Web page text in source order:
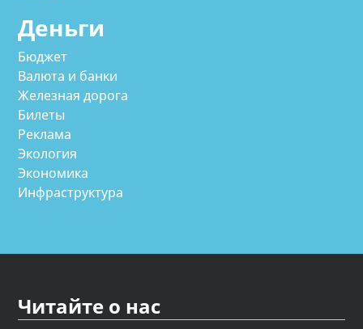
Деньги
Бюджет
Валюта и банки
Железная дорога
Билеты
Реклама
Экология
Экономика
Инфраструктура
Читайте о нас